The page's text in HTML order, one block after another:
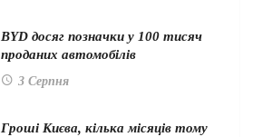
BYD досяг позначки у 100 тисяч
проданих автомобілів
3 Серпня
Гроші Києва, кілька місяців тому